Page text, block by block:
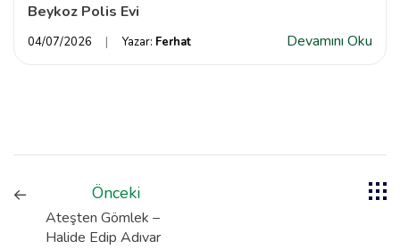
Beykoz Polis Evi
04/07/2026 Yazar: Ferhat Devamını Oku
Önceki
Ateşten Gömlek –
Halide Edip Adıvar